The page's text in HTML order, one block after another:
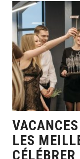
LES